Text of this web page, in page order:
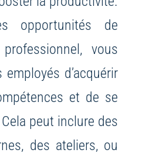
opportunités de
vous
d’acquérir
et de se
peut inclure des
des ateliers, ou